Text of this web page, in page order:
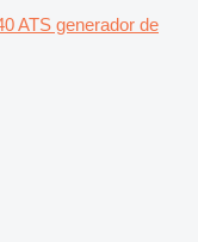
ATS generador de